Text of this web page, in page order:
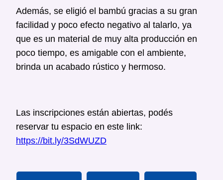
Además, se eligió el bambú gracias a su gran
facilidad y poco efecto negativo al talarlo, ya
que es un material de muy alta producción en
poco tiempo, es amigable con el ambiente,
brinda un acabado rústico y hermoso.
Las inscripciones están abiertas, podés
reservar tu espacio en este link:
https://bit.ly/3SdWUZD